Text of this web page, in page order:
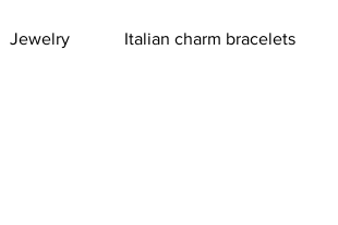
Jewelry Italian charm bracelets